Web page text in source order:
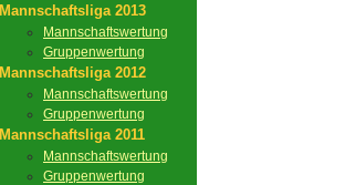
Mannschaftsliga 2013
Mannschaftswertung
Gruppenwertung
Mannschaftsliga 2012
Mannschaftswertung
Gruppenwertung
Mannschaftsliga 2011
Mannschaftswertung
Gruppenwertung